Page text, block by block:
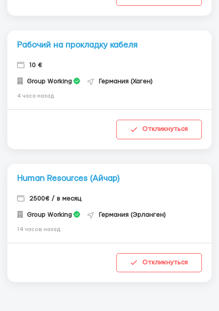
Рабочий на прокладку кабеля
10 €
Group Working Германия (Хаген)
4 часа назад
Откликнуться
Human Resources (Айчар)
2500€ / в месяц
Group Working Германия (Эрланген)
14 часов назад
Откликнуться